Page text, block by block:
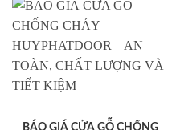
BÁO GIÁ CỬA GỖ CHỐNG